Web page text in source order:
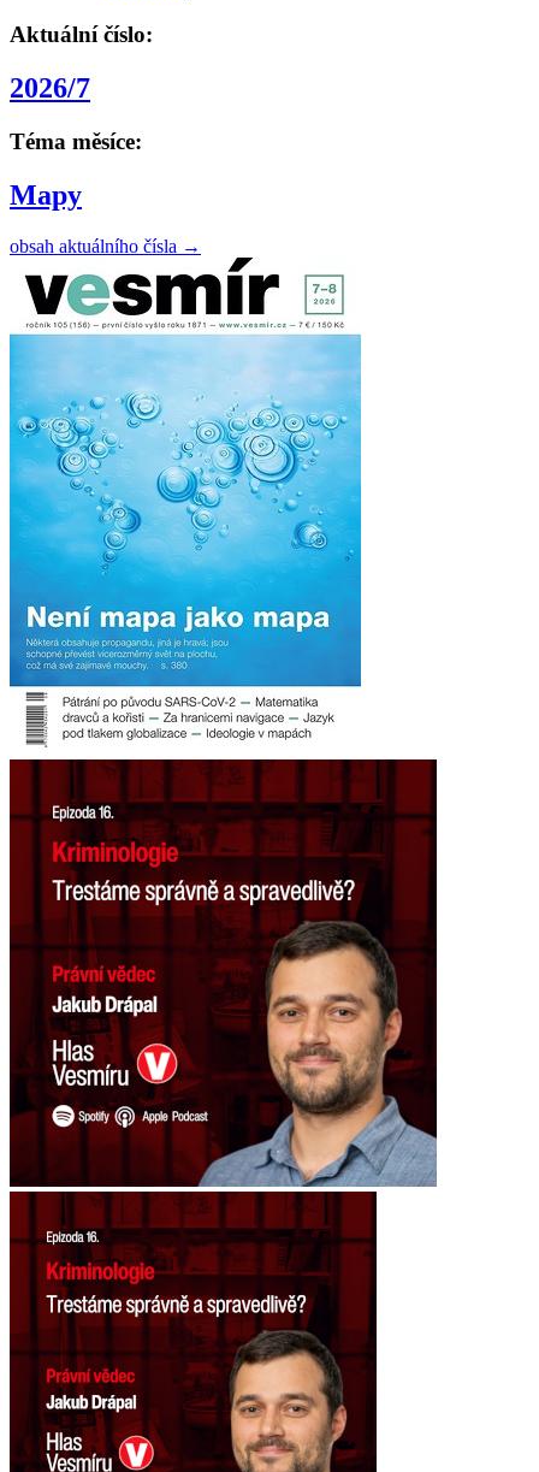
Aktuální číslo:
2026/7
Téma měsíce:
Mapy
obsah aktuálního čísla →